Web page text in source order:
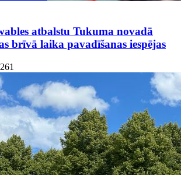
atbalstu Tukuma novadā
brīvā laika pavadīšanas iespējas
1